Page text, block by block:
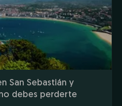
San Sebastián y
debes perderte